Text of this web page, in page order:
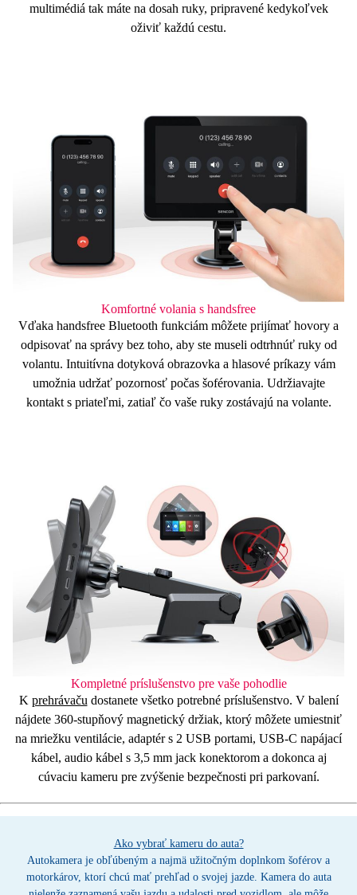
multimédiá tak máte na dosah ruky, pripravené kedykoľvek
oživiť každú cestu.
Komfortné volania s handsfree
Vďaka handsfree Bluetooth funkciám môžete prijímať hovory a
odpisovať na správy bez toho, aby ste museli odtrhnúť ruky od
volantu. Intuitívna dotyková obrazovka a hlasové príkazyvám
umožnia udržať pozornosť počas šoférovania. Udržiavajte
kontakt s priateľmi, zatiaľ čo vaše ruky zostávajú na volante.
Kompletné príslušenstvo pre vaše pohodlie
K prehrávaču dostanete všetko potrebné príslušenstvo. V balení
nájdete 360-stupňový magnetický držiak, ktorý môžete umiestniť
na mriežku ventilácie, adaptérs 2 USB portami, USB-C napájací
kábel, audio kábel s 3,5 mm jackkonektorom a dokonca aj
cúvaciu kameru pre zvýšenie bezpečnosti pri parkovaní.
Ako vybrať kameru do auta?
Autokamera je obľúbeným a najmä užitočným doplnkom šoférov a
motorkárov, ktorí chcú mať prehľad o svojej jazde. Kamera do auta